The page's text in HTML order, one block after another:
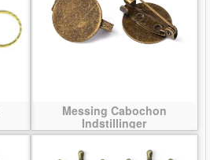
Messing Cabochon
Indstillinger